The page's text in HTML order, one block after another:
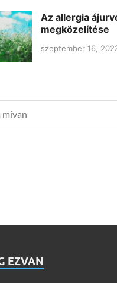
Az allergia
megközelítése
szeptember 16,
EZVAN